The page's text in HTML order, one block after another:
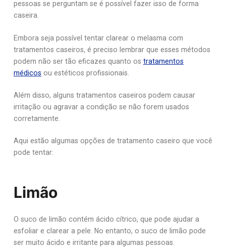
pessoas se perguntam se é possível fazer isso de forma
caseira.
Embora seja possível tentar clarear o melasma com
tratamentos caseiros, é preciso lembrar que esses métodos
podem não ser tão eficazes quanto os tratamentos
médicos ou estéticos profissionais.
Além disso, alguns tratamentos caseiros podem causar
irritação ou agravar a condição se não forem usados
corretamente.
Aqui estão algumas opções de tratamento caseiro que você
pode tentar:
Limão
O suco de limão contém ácido cítrico, que pode ajudar a
esfoliar e clarear a pele. No entanto, o suco de limão pode
ser muito ácido e irritante para algumas pessoas.